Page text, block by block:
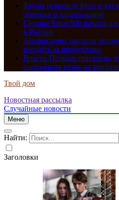
Toyota освежила Prius и
обновки и подорожание
Седаны Senat 900 начали
в России
Американцы научили
и ездить за продуктами
Власти Польши признали,
сдерживать цены на
Твой дом
Новостная рассылка
Случайные новости
Меню
Найти:
Заголовки